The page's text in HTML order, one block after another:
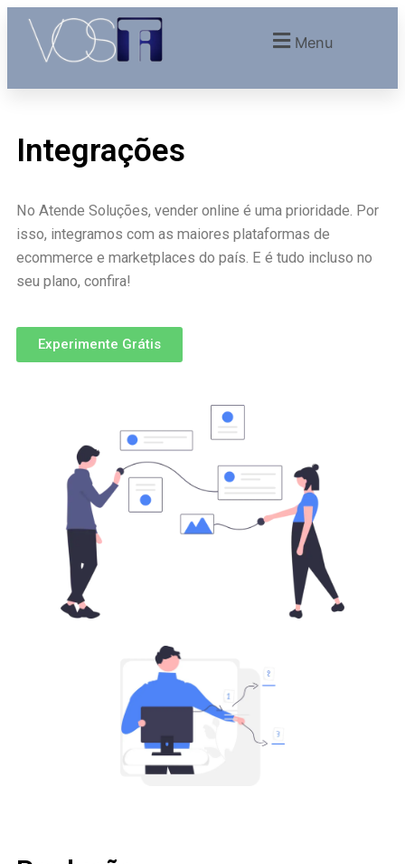
Menu
Integrações
No Atende Soluções, vender online é uma prioridade. Por
isso, integramos com as maiores plataformas de
ecommerce e marketplaces do país. E é tudo incluso no
seu plano, confira!
Experimente Grátis